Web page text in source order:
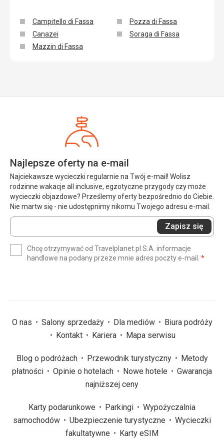
Campitello di Fassa
Canazei
Mazzin di Fassa
Pozza di Fassa
Soraga di Fassa
Najlepsze oferty na e-mail
Najciekawsze wycieczki regularnie na Twój e-mail! Wolisz
rodzinne wakacje all inclusive, egzotyczne przygody czy może
wycieczki objazdowe? Prześlemy oferty bezpośrednio do Ciebie.
Nie martw się - nie udostępnimy nikomu Twojego adresu e-mail.
Wprowadź
swój
(wymagane)
Zapisz się
Chcę otrzymywać od Travelplanet.pl S.A. informacje
handlowe na podany przeze mnie adres poczty e-mail. *
O nas Salony sprzedaży Dla mediów
Biura podróży
Kontakt
Kariera Mapa serwisu
Blog o podróżach Przewodnik turystyczny
Metody
płatności
Opinie o hotelach Nowe hotele
Gwarancja
najniższej ceny
Karty podarunkowe Parkingi
Wypożyczalnia
samochodów
Ubezpieczenie turystyczne
Wycieczki
fakultatywne
Karty eSIM